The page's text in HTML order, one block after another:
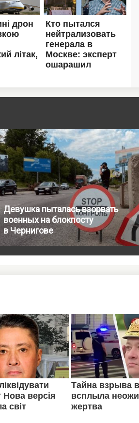
Девушка пыталась взорвать
военных на блокпосту
в Чернигове